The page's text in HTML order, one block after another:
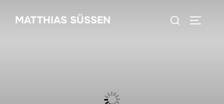
InhaltMATTHIAS SÜSSEN
Suchen